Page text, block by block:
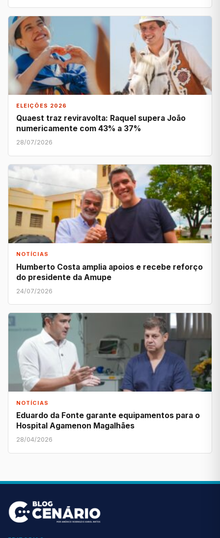
ELEIÇÕES 2026
Quaest traz reviravolta: Raquel supera João
numericamente com 43% a 37%
28/07/2026
NOTÍCIAS
Humberto Costa amplia apoios e recebe reforço
do presidente da Amupe
24/07/2026
NOTÍCIAS
Eduardo da Fonte garante equipamentos para o
Hospital Agamenon Magalhães
28/04/2026